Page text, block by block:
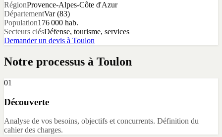
RégionProvence-Alpes-Côte d'Azur
DépartementVar(83)
Population176 000 hab.
Secteurs clésDéfense, tourisme, services
Demander un devis à Toulon
Notre processus à Toulon
01
Découverte
Analyse de vos besoins, objectifs et concurrents. Définition du
cahier des charges.